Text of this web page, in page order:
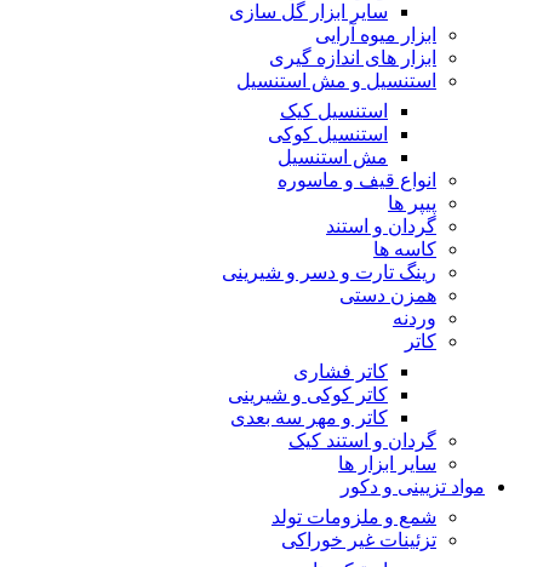
سایر ابزار گل سازی
ابزار میوه آرایی
ابزار های اندازه گیری
استنسیل و مش استنسیل
استنسیل کیک
استنسیل کوکی
مش استنسیل
انواع قیف و ماسوره
پیپر ها
گردان و استند
کاسه ها
رینگ تارت و دسر و شیرینی
همزن دستی
وردنه
کاتر
کاتر فشاری
کاتر کوکی و شیرینی
کاتر و مهر سه بعدی
گردان و استند کیک
سایر ابزار ها
مواد تزیینی و دکور
شمع و ملزومات تولد
تزئینات غیر خوراکی